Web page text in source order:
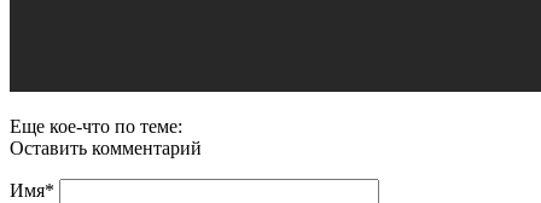
Еще кое-что по теме:
Оставить комментарий
Имя*